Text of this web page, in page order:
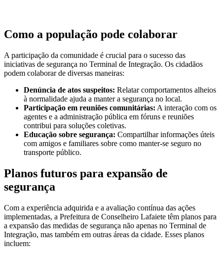
Como a população pode colaborar
A participação da comunidade é crucial para o sucesso das
iniciativas de segurança no Terminal de Integração. Os cidadãos
podem colaborar de diversas maneiras:
Denúncia de atos suspeitos: Relatar comportamentos alheios
à normalidade ajuda a manter a segurança no local.
Participação em reuniões comunitárias: A interação com os
agentes e a administração pública em fóruns e reuniões
contribui para soluções coletivas.
Educação sobre segurança: Compartilhar informações úteis
com amigos e familiares sobre como manter-se seguro no
transporte público.
Planos futuros para expansão de
segurança
Com a experiência adquirida e a avaliação contínua das ações
implementadas, a Prefeitura de Conselheiro Lafaiete têm planos para
a expansão das medidas de segurança não apenas no Terminal de
Integração, mas também em outras áreas da cidade. Esses planos
incluem: